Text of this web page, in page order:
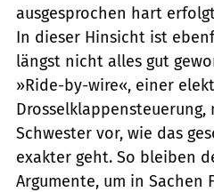
ausgesprochen hart
In dieser Hinsicht ist
längst nicht alles gut
»Ride-by-wire«, einer
Schwester vor, wie das
exakter geht. So bleiben
Argumente, um in Sachen